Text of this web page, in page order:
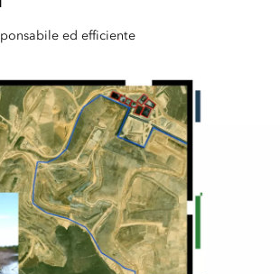
ed efficiente